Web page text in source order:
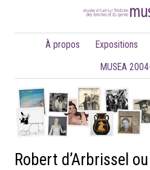
À propos Expositions
MUSEA
Robert d’Arbrissel